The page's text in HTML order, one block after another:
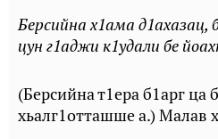
Берсийна х1ама д1ахазац,
цун г1аджи к1удали бе
(Берсийна т1ера б1арг ца
хьалг1отташше а.) Малав